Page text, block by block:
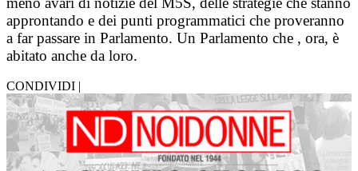
approntando e dei punti programmatici che proveranno
a far passare in Parlamento. Un Parlamento che , ora, è
abitato anche da loro.
CONDIVIDI |